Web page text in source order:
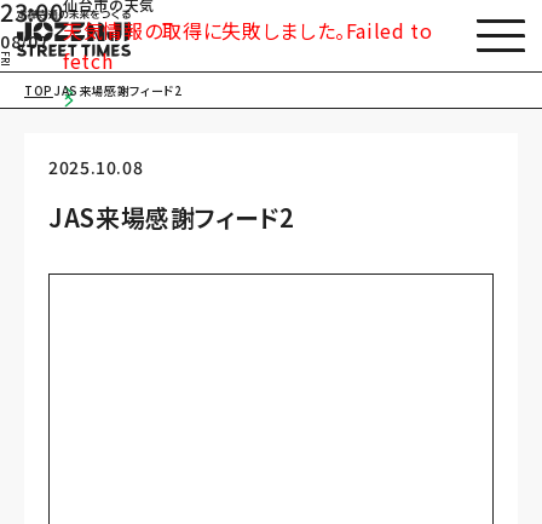
23:00
08/07
FRI
天気情報の取得に失敗しました。Failed to
fetch
TOP JAS来場感謝フィード2
2025.10.08
JAS来場感謝フィード2